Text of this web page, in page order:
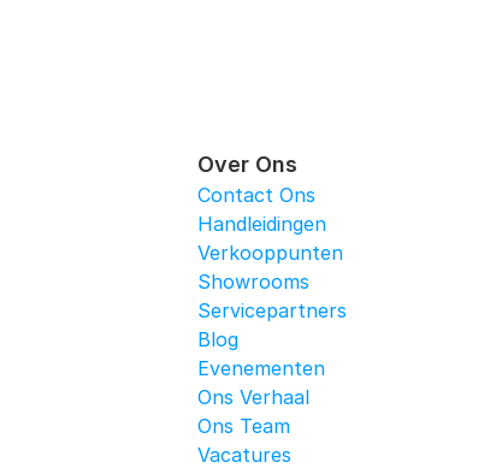
Over Ons
Contact Ons
Handleidingen
Verkooppunten
Showrooms
Servicepartners
Blog
Evenementen
Ons Verhaal
Ons Team
Vacatures